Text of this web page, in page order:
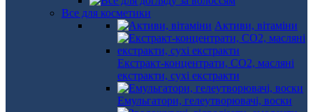
Все для косметики
Активи, вітаміни
Екстракт-концентрати, СО2, масляні
екстракти, сухі екстракти
Емульгатори, гелеутворювачі, воски